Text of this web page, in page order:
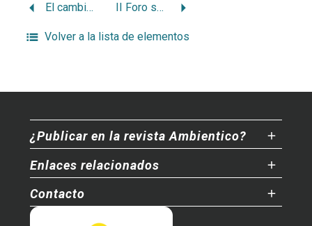
El cambio del paradigma caficultor hace un siglo II Foro social mundial. Otro mundo es posible
Volver a la lista de elementos
¿Publicar en la revista Ambientico?
Enlaces relacionados
Contacto